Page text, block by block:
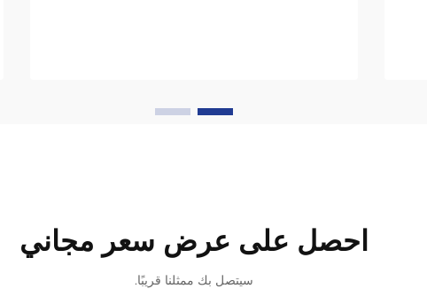
احصل على عرض سعر مجاني
سيتصل بك ممثلنا قريبًا.